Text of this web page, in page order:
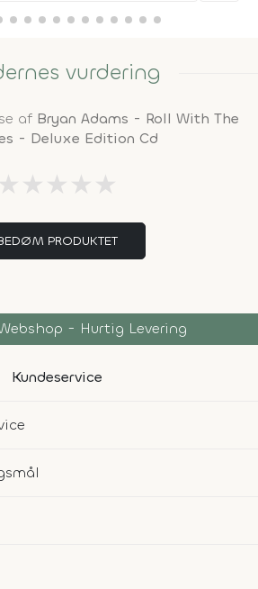
vurdering
af Bryan Adams - Roll With The
- Deluxe Edition Cd
★ ★ ★ ★ ★
PRODUKTET
- Hurtig Levering
Kundeservice